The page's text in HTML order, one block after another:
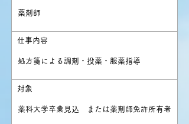
薬剤師
​仕事内容
処方箋による調剤・投薬・服薬指導
対象
薬科大学卒業見込 または薬剤師免許所有者